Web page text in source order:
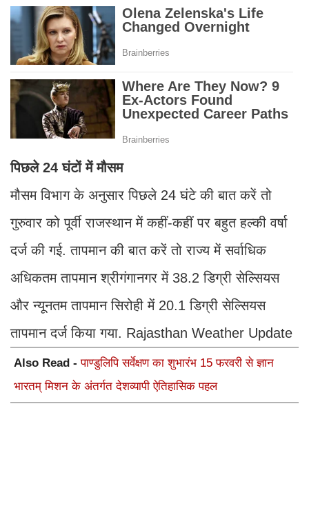
पिछले 24 घंटों में मौसम
मौसम विभाग के अनुसार पिछले 24 घंटे की बात करें तो
गुरुवार को पूर्वी राजस्थान में कहीं-कहीं पर बहुत हल्की वर्षा
दर्ज की गई. तापमान की बात करें तो राज्य में सर्वाधिक
अधिकतम तापमान श्रीगंगानगर में 38.2 डिग्री सेल्सियस
और न्यूनतम तापमान सिरोही में 20.1 डिग्री सेल्सियस
तापमान दर्ज किया गया. Rajasthan Weather Update
Also Read -पाण्डुलिपि सर्वेक्षण का शुभारंभ 15 फरवरी से ज्ञान
भारतम् मिशन के अंतर्गत देशव्यापी ऐतिहासिक पहल